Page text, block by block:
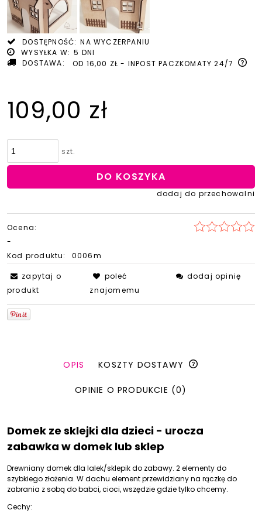
DOSTĘPNOŚĆ: NA WYCZERPANIU
WYSYŁKA W: 5 DNI
DOSTAWA:
OD 16,00 ZŁ - INPOST PACZKOMATY 24/7
109,00 zł
szt.
DO KOSZYKA
dodaj do przechowalni
Ocena:
-
Kod produktu:
0006m
zapytaj o
produkt
poleć
znajomemu
dodaj opinię
OPIS KOSZTY DOSTAWY
OPINIE O PRODUKCIE (0)
Domek ze sklejki dla dzieci - urocza
zabawka w domek lub sklep
Drewniany domek dla lalek/sklepik do zabawy. 2 elementy do
szybkiego złożenia. W dachu element przewidziany na rączkę do
zabrania z sobą do babci, cioci, wszędzie gdzie tylko chcemy.
Cechy: